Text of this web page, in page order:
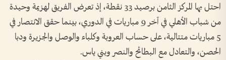
احتل بها المركز الثامن برصيد 33 نقطة، إذ تعرض الفريق لهزيمة وحيدة
من شباب الأهلي في آخر 9 مباريات في الدوري، بينما حقق الانتصار في
5 مباريات متتالية، على حساب العروبة وكلباء والوصل والجزيرة ودبا
الحصن، والتعادل مع البطائح والنصر وبني ياس.